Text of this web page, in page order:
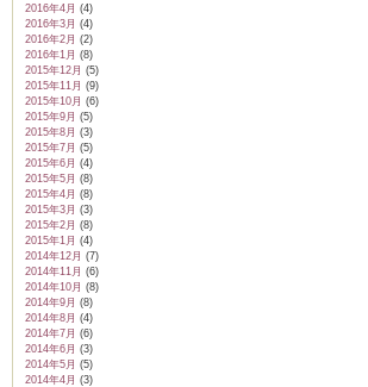
2016年4月 (4)
2016年3月 (4)
2016年2月 (2)
2016年1月 (8)
2015年12月 (5)
2015年11月 (9)
2015年10月 (6)
2015年9月 (5)
2015年8月 (3)
2015年7月 (5)
2015年6月 (4)
2015年5月 (8)
2015年4月 (8)
2015年3月 (3)
2015年2月 (8)
2015年1月 (4)
2014年12月 (7)
2014年11月 (6)
2014年10月 (8)
2014年9月 (8)
2014年8月 (4)
2014年7月 (6)
2014年6月 (3)
2014年5月 (5)
2014年4月 (3)